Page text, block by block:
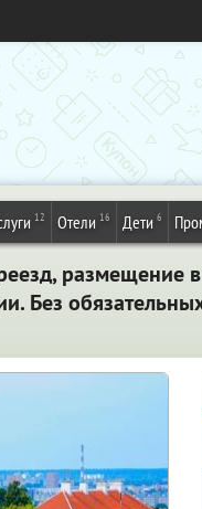
12 Отели 16 Дети 6
размещение в
Без